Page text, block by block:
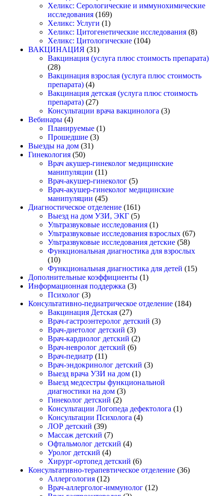
Хеликс: Серологические и иммунохимические
исследования (169)
Хеликс: Услуги (1)
Хеликс: Цитогенетические исследования (8)
Хеликс: Цитологические (104)
ВАКЦИНАЦИЯ (31)
Вакцинация (услуга плюс стоимость препарата)
(28)
Вакцинация взрослая (услуга плюс стоимость
препарата) (4)
Вакцинация детская (услуга плюс стоимость
препарата) (27)
Консультации врача вакцинолога (3)
Вебинары (4)
Планируемые (1)
Прошедшие (3)
Выезды на дом (31)
Гинекология (50)
Врач акушер-гинеколог медицинские
манипуляции (11)
Врач-акушер-гинеколог (5)
Врач-акушер-гинеколог медицинские
манипуляции (45)
Диагностическое отделение (161)
Выезд на дом УЗИ, ЭКГ (5)
Ультразвуковые исследования (1)
Ультразвуковые исследования взрослых (67)
Ультразвуковые исследования детские (58)
Функциональная диагностика для взрослых
(10)
Функциональная диагностика для детей (15)
Дополнительные коэффициенты (1)
Информационная поддержка (3)
Психолог (3)
Консультативно-педиатрическое отделение (184)
Вакцинация Детская (27)
Врач-гастроэнтеролог детский (3)
Врач-диетолог детский (3)
Врач-кардиолог детский (2)
Врач-невролог детский (6)
Врач-педиатр (11)
Врач-эндокринолог детский (3)
Выезд врача УЗИ на дом (1)
Выезд медсестры функциональной
диагностики на дом (3)
Гинеколог детский (2)
Консультации Логопеда дефектолога (1)
Консультации Психолога (4)
ЛОР детский (39)
Массаж детский (7)
Офтальмолог детский (4)
Уролог детский (4)
Хирург-ортопед детский (6)
Консультативно-терапевтическое отделение (36)
Аллергология (12)
Врач-аллерголог-иммунолог (12)